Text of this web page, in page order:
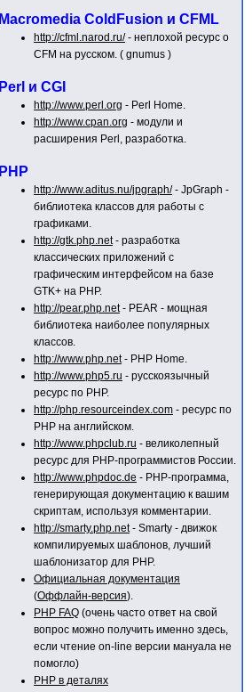
Macromedia ColdFusion и CFML
http://cfml.narod.ru/- неплохой ресурс о
CFM на русском. ( gnumus )
Perl и CGI
http://www.perl.org - Perl Home.
http://www.cpan.org - модули и
расширения Perl, разработка.
PHP
http://www.aditus.nu/jpgraph/- JpGraph -
библиотека классов для работы с
графиками.
http://gtk.php.net- разработка
классических приложений с
графическим интерфейсом на базе
GTK+ на PHP.
http://pear.php.net- PEAR - мощная
библиотека наиболее популярных
классов.
http://www.php.net- PHP Home.
http://www.php5.ru - русскоязычный
ресурс по PHP.
http://php.resourceindex.com - ресурс по
PHP на английском.
http://www.phpclub.ru - великолепный
ресурс для PHP-программистов России.
http://www.phpdoc.de - PHP-программа,
генерирующая документацию к вашим
скриптам, используя комментарии.
http://smarty.php.net- Smarty - движок
компилируемых шаблонов, лучший
шаблонизатор для PHP.
Официальная документация
(Оффлайн-версия).
PHP FAQ (очень часто ответ на свой
вопрос можно получить именно здесь,
если чтение on-line версии мануала не
помогло)
PHP в деталях